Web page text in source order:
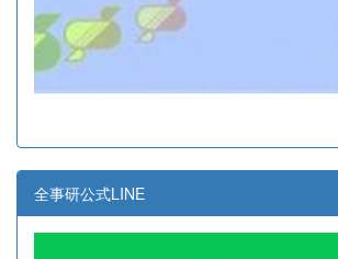
全事研公式LINE